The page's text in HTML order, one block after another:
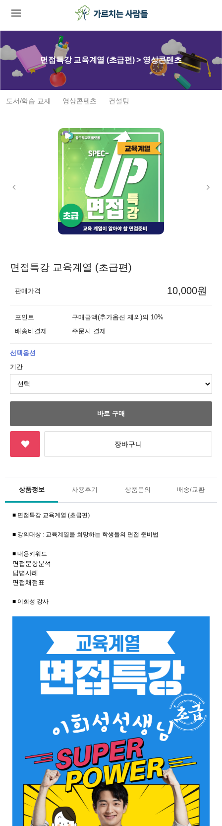
면접특강 교육계열 (초급편) > 영상콘텐츠
도서/학습 교재 영상콘텐츠 컨설팅
면접특강 교육계열 (초급편)
판매가격 10,000원
포인트
구매금액(추가옵션 제외)의 10%
배송비결제
주문시 결제
선택옵션
기간
상품정보 사용후기 상품문의 배송/교환
■ 면접특강 교육계열 (초급편)
■ 강의대상 : 교육계열 을 희망하는 학생들의 면접 준비법
■ 내용키워드
면접문항분석
답볍사례
면접채점표
■ 이희성 강사